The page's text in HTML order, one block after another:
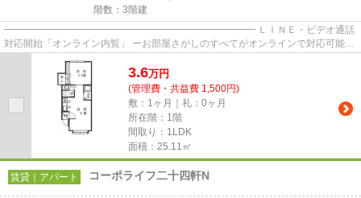
階数：3階建
━━━━━━━━━━━━━━━━━━━━━━━━━━ ＬＩＮＥ・ビデオ通話
対応開始「オンライン内覧」 ーお部屋さがしのすべてがオンラインで対応可能ー
3.6万円
(管理費・共益費 1,500円)
敷：1ヶ月｜礼：0ヶ月
所在階：1階
間取り：1LDK
面積：25.11㎡
賃貸｜アパート コーポライフ二十四軒N